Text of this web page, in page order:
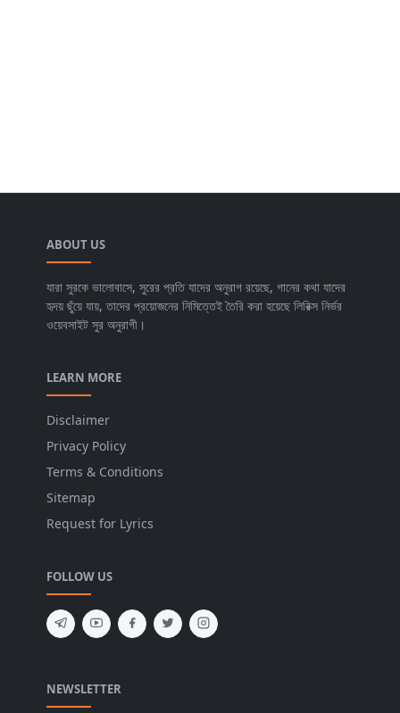
ABOUT US
যারা সুরকে ভালোবাসে, সুরের প্রতি যাদের অনুরাগ রয়েছে, গানের কথা যাদের
হৃদয় ছুঁয়ে যায়, তাদের প্রয়োজনের নিমিত্তেই তৈরি করা হয়েছে লিরিক্স নির্ভর
ওয়েবসাইট সুর অনুরাগী।
LEARN MORE
Disclaimer
Privacy Policy
Terms & Conditions
Sitemap
Request for Lyrics
FOLLOW US
NEWSLETTER